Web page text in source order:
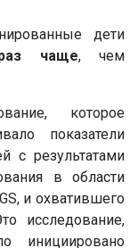
дети
чаще, чем
которое
показатели
с результатами
в области
и охватившего
исследование,
инициировано